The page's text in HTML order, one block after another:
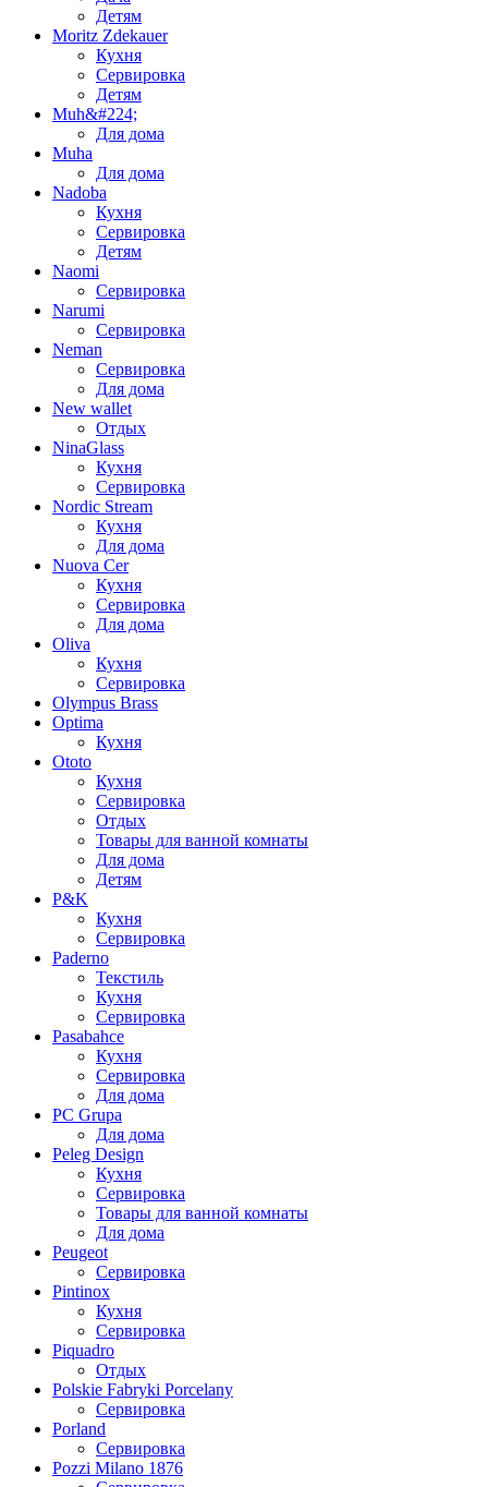
Детям
Moritz Zdekauer
Кухня
Сервировка
Детям
Muh&#224;
Для дома
Muha
Для дома
Nadoba
Кухня
Сервировка
Детям
Naomi
Сервировка
Narumi
Сервировка
Neman
Сервировка
Для дома
New wallet
Отдых
NinaGlass
Кухня
Сервировка
Nordic Stream
Кухня
Для дома
Nuova Cer
Кухня
Сервировка
Для дома
Oliva
Кухня
Сервировка
Olympus Brass
Optima
Кухня
Ototo
Кухня
Сервировка
Отдых
Товары для ванной комнаты
Для дома
Детям
P&K
Кухня
Сервировка
Paderno
Текстиль
Кухня
Сервировка
Pasabahce
Кухня
Сервировка
Для дома
PC Grupa
Для дома
Peleg Design
Кухня
Сервировка
Товары для ванной комнаты
Для дома
Peugeot
Сервировка
Pintinox
Кухня
Сервировка
Piquadro
Отдых
Polskie Fabryki Porcelany
Сервировка
Porland
Сервировка
Pozzi Milano 1876